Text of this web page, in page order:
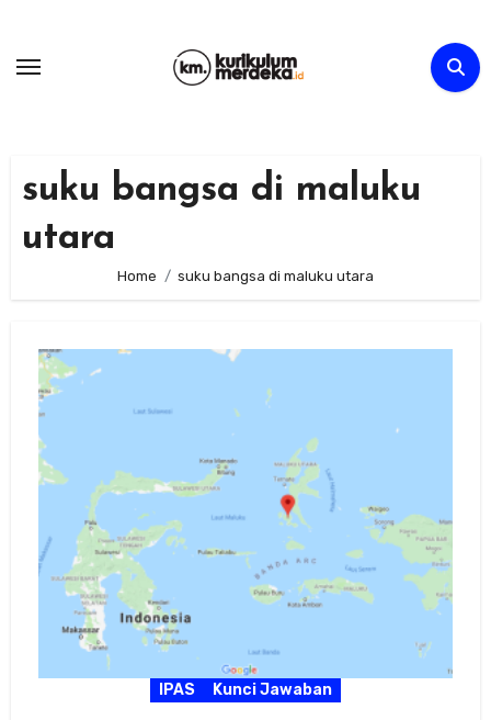
content
suku bangsa di maluku
utara
Home suku bangsa di maluku utara
IPAS Kunci Jawaban